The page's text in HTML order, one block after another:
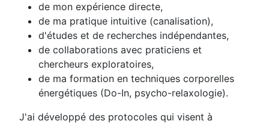
de mon expérience directe,
de ma pratique intuitive (canalisation),
d'études et de recherches indépendantes,
de collaborations avec praticiens et
chercheurs exploratoires,
de ma formation en techniques corporelles
énergétiques (Do-In, psycho-relaxologie).
J'ai développé des protocoles qui visent à